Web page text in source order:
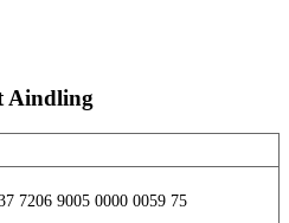
Aindling
7206 9005 0000 0059 75